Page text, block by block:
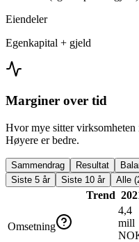
Eiendeler
Egenkapital + gjeld
Marginer over tid
Hvor mye sitter
Høyere er bedre.
Sammendrag Resultat
Siste 5 år
Siste 10 år Alle
Trend
Omsetning
4,4
mill